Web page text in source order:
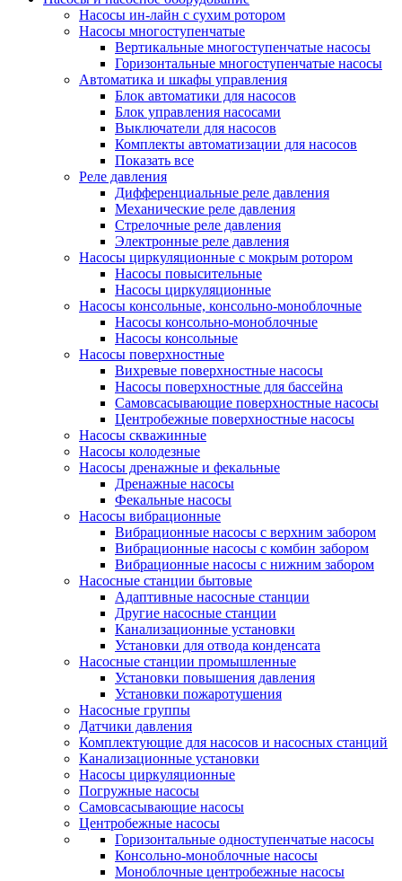
Насосы ин-лайн с сухим ротором
Насосы многоступенчатые
Вертикальные многоступенчатые насосы
Горизонтальные многоступенчатые насосы
Автоматика и шкафы управления
Блок автоматики для насосов
Блок управления насосами
Выключатели для насосов
Комплекты автоматизации для насосов
Показать все
Реле давления
Дифференциальные реле давления
Механические реле давления
Стрелочные реле давления
Электронные реле давления
Насосы циркуляционные с мокрым ротором
Насосы повысительные
Насосы циркуляционные
Насосы консольные, консольно-моноблочные
Насосы консольно-моноблочные
Насосы консольные
Насосы поверхностные
Вихревые поверхностные насосы
Насосы поверхностные для бассейна
Самовсасывающие поверхностные насосы
Центробежные поверхностные насосы
Насосы скважинные
Насосы колодезные
Насосы дренажные и фекальные
Дренажные насосы
Фекальные насосы
Насосы вибрационные
Вибрационные насосы с верхним забором
Вибрационные насосы с комбин забором
Вибрационные насосы с нижним забором
Насосные станции бытовые
Адаптивные насосные станции
Другие насосные станции
Канализационные установки
Установки для отвода конденсата
Насосные станции промышленные
Установки повышения давления
Установки пожаротушения
Насосные группы
Датчики давления
Комплектующие для насосов и насосных станций
Канализационные установки
Насосы циркуляционные
Погружные насосы
Самовсасывающие насосы
Центробежные насосы
Горизонтальные одноступенчатые насосы
Консольно-моноблочные насосы
Моноблочные центробежные насосы